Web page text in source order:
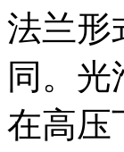
法兰形
同。
在高压